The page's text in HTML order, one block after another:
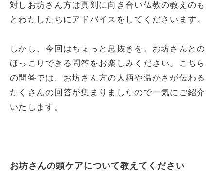
対しお坊さん方は真剣に向き合い仏教の教えのも
とわたしたちにアドバイスをしてくださいます。
しかし、今回はちょっと息抜きを。お坊さんとの
ほっこりできる問答をお楽しみください。こちら
の問答では、お坊さん方の人柄や温かさが伝わる
たくさんの回答が集まりましたので一気にご紹介
いたします。
お坊さんの頭ケアについて教えてください